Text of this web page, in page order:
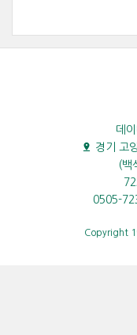
데
경기 고
(백
0505-
Copyright